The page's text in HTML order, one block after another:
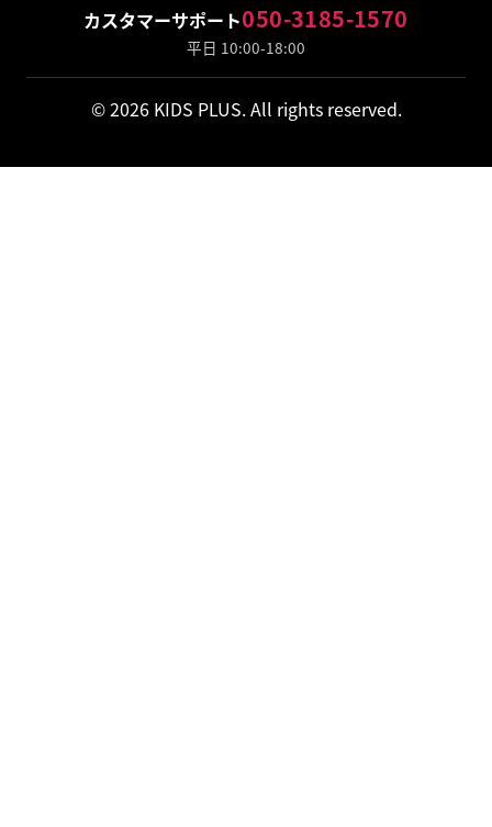
カスタマーサポート050-3185-1570
平日 10:00-18:00
© 2026 KIDS PLUS. All rights reserved.